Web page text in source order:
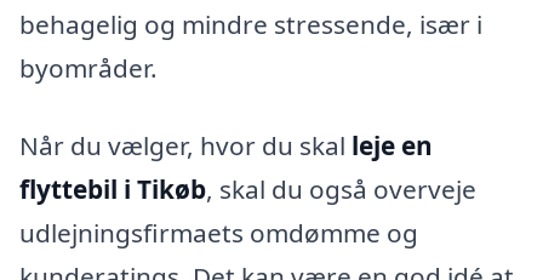
behagelig og mindre stressende, især i
byområder.
Når du vælger, hvor du skal leje en
flyttebil i Tikøb, skal du også overveje
udlejningsfirmaets omdømme og